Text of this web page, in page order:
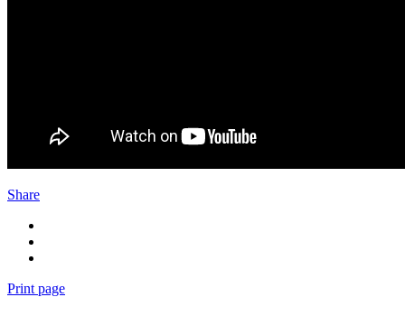
Share
Print page